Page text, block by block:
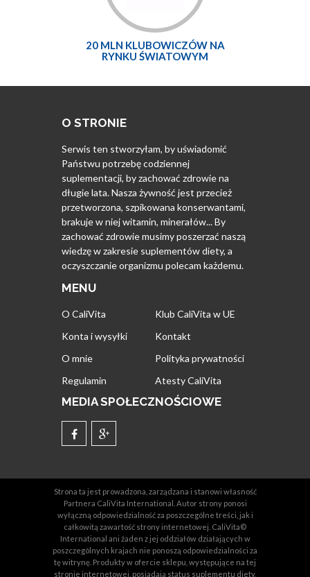
20 MLN KLUBOWICZÓW NA
RYNKU ŚWIATOWYM
O STRONIE
Serwis ten stworzyłam, by uświadomić
Państwu potrzebę codziennej
suplementacji, by zachować zdrowie na
długie lata. Nasza żywność jest przecież
przetworzona, szpikowana konserwantami,
brakuje w niej witamin, minerałów... By
zachować zdrowie musimy poszerzać naszą
wiedzę w zakresie suplementów diety, a
oczyszczanie organizmu polecam każdemu.
MENU
O CaliVita
Klub CaliVita w UE
Konta i wysyłki
Kontakt
O mnie
Polityka prywatności
Regulamin
Atesty CaliVita
MEDIA SPOŁECZNOŚCIOWE
Strona ta jest prowadzona, zarządzana i stanowi własność
Partnera CaliVita International. Autor strony ponosi
wyłączną odpowiedzialność za poszczególne treści, jak i
całkowitą zawartość strony internetowej. CaliVita©
International ani żaden z jej oddziałów działających w
poszczególnych krajach nie ponoszą odpowiedzialności za
tę witrynę. Produkty w ofercie sklepu, występujące na tej
stronie internetowej, posiadają status suplementu diety,